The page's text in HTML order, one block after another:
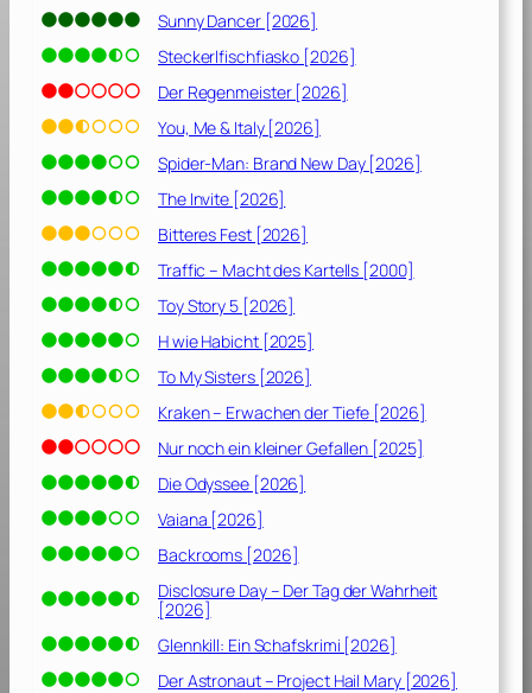
i
[
2
0
9
]
Sunny Dancer [2026]
Steckerlfischfiasko [2026]
Der Regenmeister [2026]
You, Me & Italy [2026]
Spider-Man: Brand New Day [2026]
The Invite [2026]
Bitteres Fest [2026]
Traffic – Macht des Kartells [2000]
Toy Story 5 [2026]
H wie Habicht [2025]
To My Sisters [2026]
Kraken – Erwachen der Tiefe [2026]
Nur noch ein kleiner Gefallen [2025]
Die Odyssee [2026]
Vaiana [2026]
Backrooms [2026]
Disclosure Day – Der Tag der Wahrheit
[2026]
Glennkill: Ein Schafskrimi [2026]
Der Astronaut – Project Hail Mary [2026]